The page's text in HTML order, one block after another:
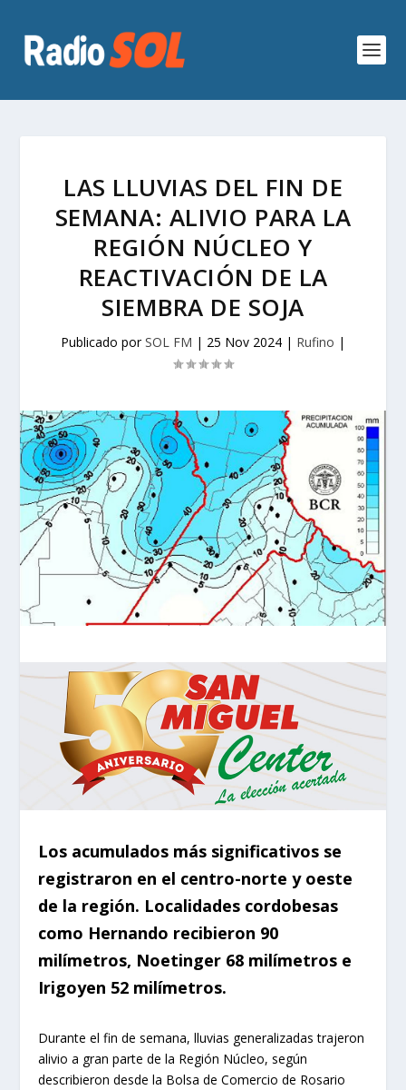
LAS LLUVIAS DEL FIN DE
SEMANA: ALIVIO PARA LA
REGIÓN NÚCLEO Y
REACTIVACIÓN DE LA
SIEMBRA DE SOJA
Publicado porSOL FM | 25 Nov 2024 | Rufino |
Los acumulados más significativos se
registraron en el centro-norte y oeste
de la región. Localidades cordobesas
como Hernando recibieron 90
milímetros, Noetinger 68 milímetros e
Irigoyen 52 milímetros.
Durante el fin de semana, lluvias generalizadas trajeron
alivio a gran parte de la Región Núcleo, según
describieron desde la Bolsa de Comercio de Rosario